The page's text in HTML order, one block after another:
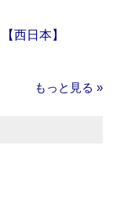
西日本】
もっと見る »